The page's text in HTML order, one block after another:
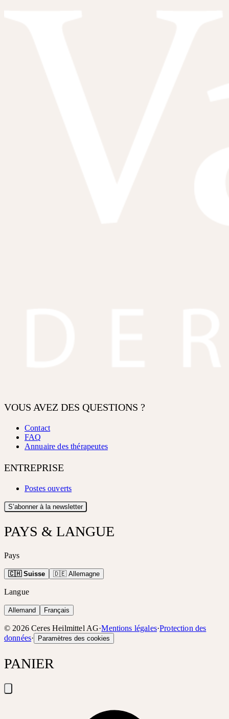
VOUS AVEZ DES QUESTIONS ?
Contact
FAQ
Annuaire des thérapeutes
ENTREPRISE
Postes ouverts
S’abonner à la newsletter
PAYS & LANGUE
Pays
🇨🇭 Suisse 🇩🇪 Allemagne
Langue
Allemand Français
© 2026 Ceres Heilmittel AG·Mentions légales·Protection des
données· Paramètres des cookies
PANIER